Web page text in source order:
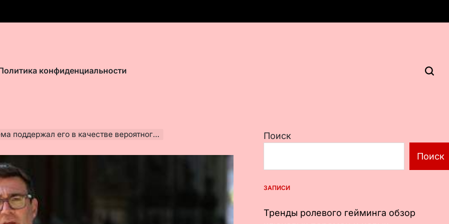
конфиденциальности
его в качестве вероятного преемника Стармера
Поиск
Поиск
ЗАПИСИ
Тренды ролевого гейминга обзор